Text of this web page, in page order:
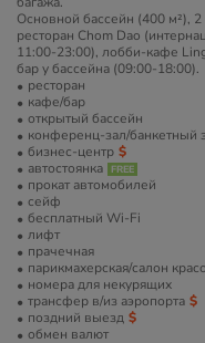
Основной бассейн (400 м²),
ресторан Chom Dao
11:00-23:00), лобби-кафе
бар у бассейна (09:00-18:00).
ресторан
кафе/бар
открытый бассейн
конференц-зал/банкетный
бизнес-центр
автостоянка
прокат автомобилей
сейф
бесплатный Wi-Fi
лифт
прачечная
парикмахерская/салон
номера для некурящих
трансфер в/из аэропорта
поздний выезд
обмен валют